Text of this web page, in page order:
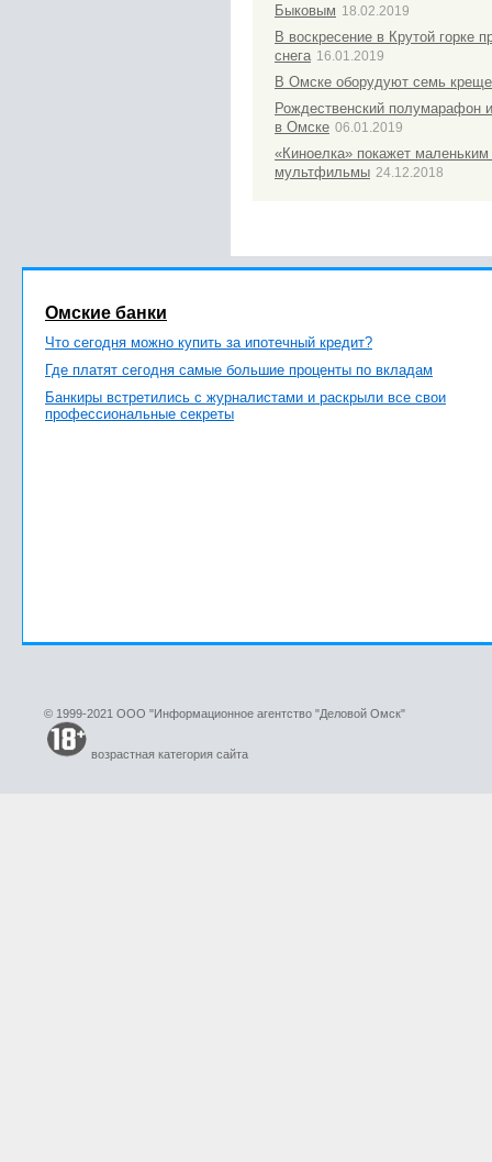
Быковым 18.02.2019
В воскресение в Крутой горке
снега 16.01.2019
В Омске оборудуют семь
Рождественский полумарафон
в Омске 06.01.2019
«Киноелка» покажет
мультфильмы 24.12.2018
Омские банки
Что сегодня можно купить за ипотечный кредит?
Где платят сегодня самые большие проценты по вкладам
Банкиры встретились с журналистами и раскрыли все свои
профессиональные секреты
© 1999-2021 ООО "Информационное агентство "Деловой Омск"
возрастная категория сайта